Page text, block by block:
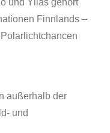
Finnlands –
außerhalb der
und